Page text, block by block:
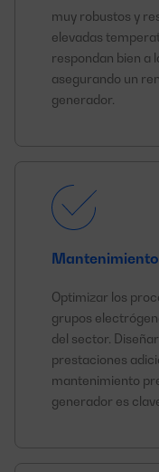
muy robustos y
elevadas
respondan bien a
asegurando un
generador.
Optimizar los
grupos
del sector.
prestaciones
mantenimiento
generador es